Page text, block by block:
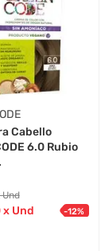
Cabello
6.0 Rubio
Und
x Und -12%